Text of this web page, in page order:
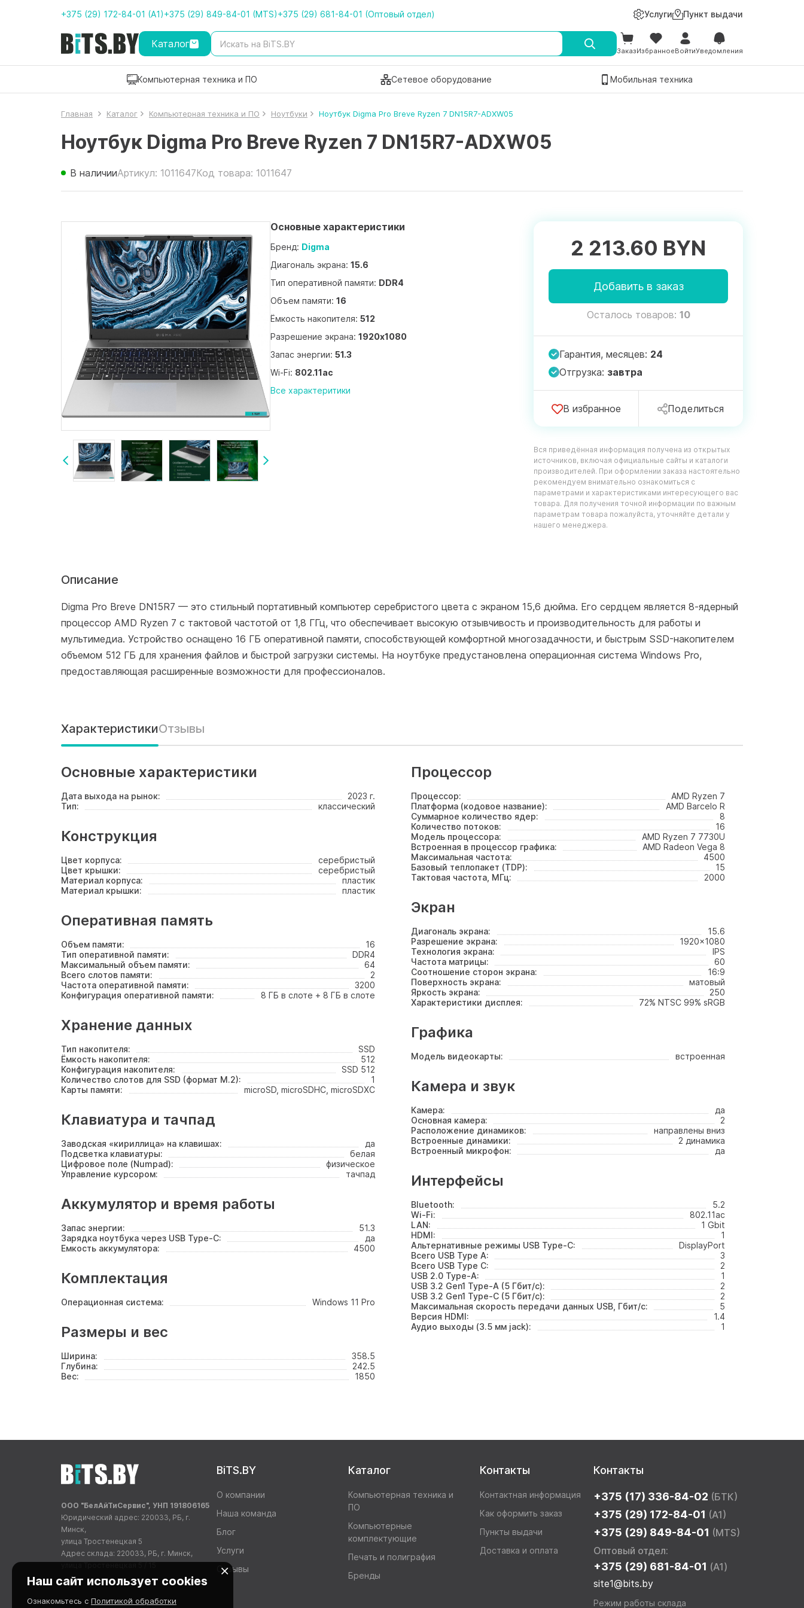
+375 (29) 172-84-01 (A1)+375 (29) 849-84-01 (MTS)+375 (29) 681-84-01 (Оптовый отдел) Услуги Пункт выдачи
Каталог
ЗаказИзбранноеВойтиУведомления
Компьютерная техника и ПО Сетевое оборудование Мобильная техника
Главная Каталог Компьютерная техника и ПО Ноутбуки Ноутбук Digma Pro Breve Ryzen 7 DN15R7-ADXW05
Ноутбук Digma Pro Breve Ryzen 7 DN15R7-ADXW05
В наличииАртикул: 1011647Код товара: 1011647
Основные характеристики
Бренд: Digma
Диагональ экрана: 15.6
Тип оперативной памяти: DDR4
Объем памяти: 16
Ёмкость накопителя: 512
Разрешение экрана: 1920x1080
Запас энергии: 51.3
Wi-Fi: 802.11ac
Все характеритики
2 213.60 BYN
Добавить в заказ
Осталось товаров: 10
Гарантия, месяцев: 24
Отгрузка: завтра
В избранное Поделиться
Вся приведённая информация получена из открытых
источников, включая официальные сайты и каталоги
производителей. При оформлении заказа настоятельно
рекомендуем внимательно ознакомиться с
параметрами и характеристиками интересующего вас
товара. Для получения точной информации по важным
параметрам товара пожалуйста, уточняйте детали у
нашего менеджера.
Описание
Digma Pro Breve DN15R7 — это стильный портативный компьютер серебристого цвета с экраном 15,6 дюйма. Его сердцем является 8-ядерный
процессор AMD Ryzen 7 с тактовой частотой от 1,8 ГГц, что обеспечивает высокую отзывчивость и производительность для работы и
мультимедиа. Устройство оснащено 16 ГБ оперативной памяти, способствующей комфортной многозадачности, и быстрым SSD-накопителем
объемом 512 ГБ для хранения файлов и быстрой загрузки системы. На ноутбуке предустановлена операционная система Windows Pro,
предоставляющая расширенные возможности для профессионалов.
ХарактеристикиОтзывы
Основные характеристики
Дата выхода на рынок:
2023 г.
Тип:
классический
Процессор
Процессор:
AMD Ryzen 7
Платформа (кодовое название):
AMD Barcelo R
Суммарное количество ядер:
8
Количество потоков:
16
Модель процессора:
AMD Ryzen 7 7730U
Встроенная в процессор графика:
AMD Radeon Vega 8
Максимальная частота:
4500
Базовый теплопакет (TDP):
15
Тактовая частота, МГц:
2000
Конструкция
Цвет корпуса:
серебристый
Цвет крышки:
серебристый
Материал корпуса:
пластик
Материал крышки:
пластик
Экран
Диагональ экрана:
15.6
Разрешение экрана:
1920x1080
Технология экрана:
IPS
Частота матрицы:
60
Соотношение сторон экрана:
16:9
Поверхность экрана:
матовый
Яркость экрана:
250
Характеристики дисплея:
72% NTSC 99% sRGB
Оперативная память
Объем памяти:
16
Тип оперативной памяти:
DDR4
Максимальный объем памяти:
64
Всего слотов памяти:
2
Частота оперативной памяти:
3200
Конфигурация оперативной памяти:
8 ГБ в слоте + 8 ГБ в слоте
Хранение данных
Тип накопителя:
SSD
Ёмкость накопителя:
512
Конфигурация накопителя:
SSD 512
Количество слотов для SSD (формат M.2):
1
Карты памяти:
microSD, microSDHC, microSDXC
Графика
Модель видеокарты: встроенная
Камера и звук
Камера:
да
Основная камера:
2
Расположение динамиков:
направлены вниз
Встроенные динамики:
2 динамика
Встроенный микрофон:
да
Клавиатура и тачпад
Заводская «кириллица» на клавишах:
да
Подсветка клавиатуры:
белая
Цифровое поле (Numpad):
физическое
Управление курсором:
тачпад Интерфейсы
Bluetooth:
5.2
Wi-Fi:
802.11ac
LAN:
1 Gbit
HDMI:
1
Альтернативные режимы USB Type-C:
DisplayPort
Всего USB Type A:
3
Всего USB Type C:
2
USB 2.0 Type-A:
1
USB 3.2 Gen1 Type-A (5 Гбит/с):
2
USB 3.2 Gen1 Type-C (5 Гбит/с):
2
Максимальная скорость передачи данных USB, Гбит/с:
5
Версия HDMI:
1.4
Аудио выходы (3.5 мм jack):
1
Аккумулятор и время работы
Запас энергии:
51.3
Зарядка ноутбука через USB Type-C:
да
Емкость аккумулятора:
4500
Комплектация
Операционная система: Windows 11 Pro
Размеры и вес
Ширина:
358.5
Глубина:
242.5
Вес:
1850
Контакты
+375 (17) 336-84-02 (БТК)
+375 (29) 172-84-01 (A1)
+375 (29) 849-84-01 (MTS)
Оптовый отдел:
+375 (29) 681-84-01 (A1)
site1@bits.by
Режим работы склада
BiTS.BY
О компании
Наша команда
Блог
Услуги
Отзывы
Каталог
Компьютерная техника и
ПО
Компьютерные
комплектующие
Печать и полиграфия
Бренды
Контакты
Контактная информация
Как оформить заказ
Пункты выдачи
Доставка и оплата
ООО "БелАйТиСервис", УНП 191806165
Юридический адрес: 220033, РБ, г.
Минск,
улица Тростенецкая 5
Адрес склада: 220033, РБ, г. Минск,
Наш сайт использует cookies
Ознакомьтесь с Политикой обработки